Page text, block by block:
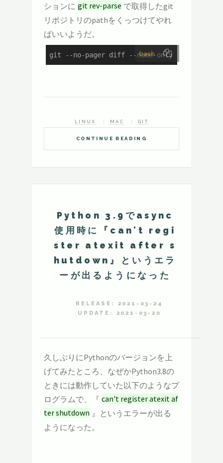
ションに git rev-parse で取得したgit
リポジトリのpathをくっつけてやれ
ばいいようだ。
bash
git --no-pager diff --name-only --line-
CONTINUE READING
LINUX MAC GIT
Python 3.9でasync
使用時に『can't regi
ster atexit after s
hutdown』というエラ
ーが出るようになった
RELEASE: 2021-03-24
UPDATE: 2021-03-20
久しぶりにPythonのバージョンを上
げてみたところ、なぜかPython3.8の
ときには動作していた以下のようなプ
ログラムで、『 can't register atexit af
ter shutdown 』というエラーが出る
ようになった。